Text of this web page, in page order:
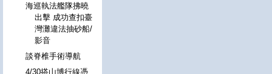
海巡執法艦隊拂曉
出擊 成功查扣臺
灣灘違法抽砂船/
影音
談脊椎手術導航
4/30搭山博行線憑